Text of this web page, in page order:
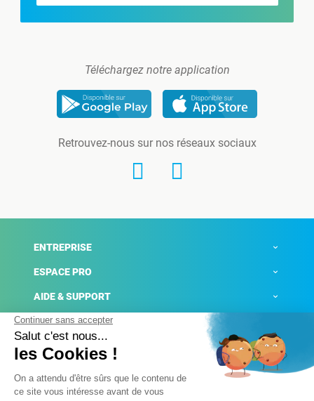
Téléchargez notre application
Retrouvez-nous sur nos réseaux sociaux
ENTREPRISE
ESPACE PRO
AIDE & SUPPORT
ACTUALITÉS
Mentions légales